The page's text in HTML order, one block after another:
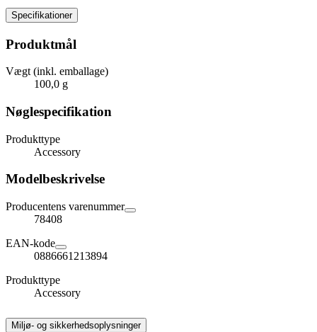
Specifikationer
Produktmål
Vægt (inkl. emballage)
100,0 g
Nøglespecifikation
Produkttype
Accessory
Modelbeskrivelse
Producentens varenummer
78408
EAN-kode
0886661213894
Produkttype
Accessory
Miljø- og sikkerhedsoplysninger